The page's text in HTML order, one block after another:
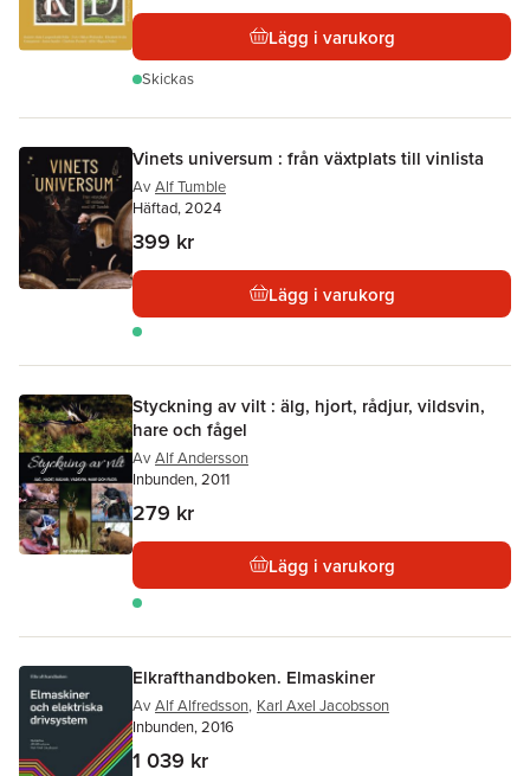
Lägg i varukorg
Skickas
Vinets universum : från växtplats till vinlista
Av Alf Tumble
Häftad, 2024
399 kr
Lägg i varukorg
Styckning av vilt : älg, hjort, rådjur, vildsvin,
hare och fågel
Av Alf Andersson
Inbunden, 2011
279 kr
Lägg i varukorg
Elkrafthandboken. Elmaskiner
Av Alf Alfredsson, Karl Axel Jacobsson
Inbunden, 2016
1 039 kr